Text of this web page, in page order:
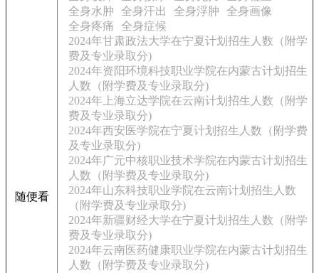
随便看
全身水肿
全身汗出 全身浮肿
全身画像
全身疼痛
全身症候
2024年甘肃政法大学在宁夏计划招生人数（附学
费及专业录取分)
2024年资阳环境科技职业学院在内蒙古计划招生
人数（附学费及专业录取分)
2024年上海立达学院在云南计划招生人数（附学
费及专业录取分)
2024年西安医学院在宁夏计划招生人数（附学费
及专业录取分)
2024年广元中核职业技术学院在内蒙古计划招生
人数（附学费及专业录取分)
2024年山东科技职业学院在云南计划招生人数
（附学费及专业录取分)
2024年新疆财经大学在宁夏计划招生人数（附学
费及专业录取分)
2024年云南医药健康职业学院在内蒙古计划招生
人数（附学费及专业录取分)